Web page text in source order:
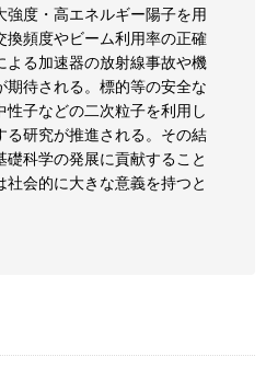
度・高エネルギー陽子を用
換頻度やビーム利用率の正確
よる加速器の放射線事故や機
待される。標的等の安全な
子などの二次粒子を利用し
る研究が推進される。その結
科学の発展に貢献すること
会的に大きな意義を持つと